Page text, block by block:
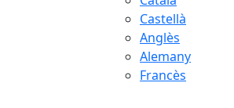
Castellà
Anglès
Alemany
Francès